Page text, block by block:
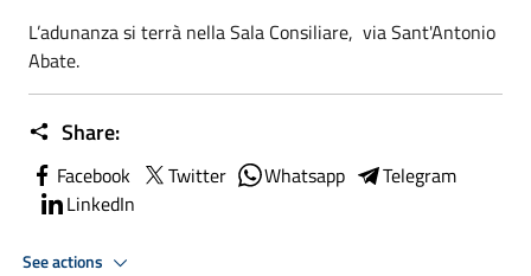
L’adunanza si terrà nella Sala Consiliare, via Sant'Antonio
Abate.
Share:
Facebook Twitter Whatsapp
Telegram
LinkedIn
See actions